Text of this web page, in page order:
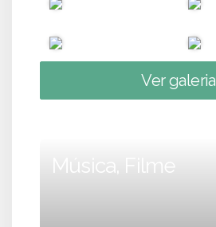
Ver galeria
Música, Filme